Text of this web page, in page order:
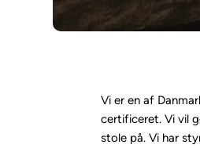
Vi er en af
certificeret. Vi vil
stole på. Vi har